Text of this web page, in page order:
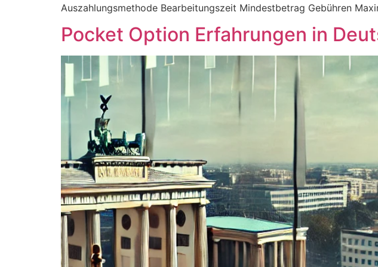
Auszahlungsmethode Bearbeitungszeit Mindestbetrag Gebühren
Pocket Option Erfahrungen in